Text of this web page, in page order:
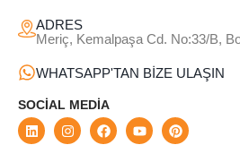
ADRES
Meriç, Kemalpaşa Cd. No:33/B,
WHATSAPP'TAN BİZE ULAŞIN
SOCIAL MEDIA